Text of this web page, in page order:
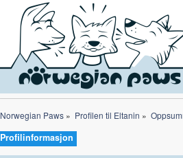
Norwegian Paws » Profilen til Eltanin »
Profilinformasjon